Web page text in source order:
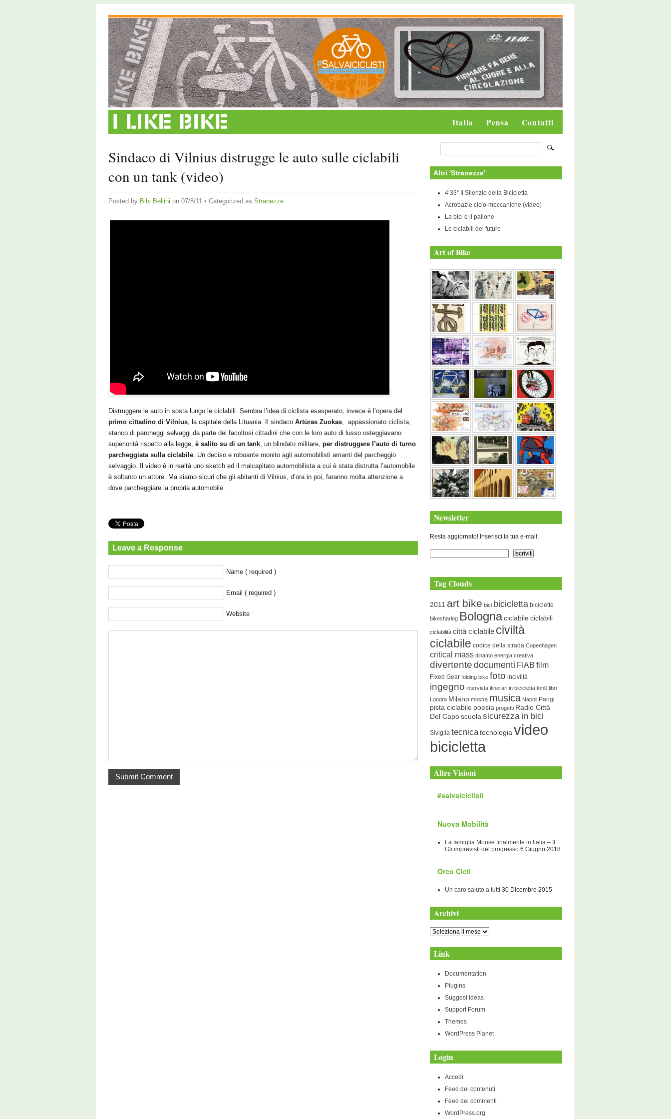
Italia Pensa Contatti
Sindaco di Vilnius distrugge le auto sulle ciclabili
con un tank (video)
Posted by Bibi Bellini on 07/8/11 • Categorized as Stranezze
Distruggere le auto in sosta lungo le ciclabili. Sembra l’idea di ciclista esasperato, invece è l’opera del
primo cittadino di Vilnius, la capitale della Lituania. Il sindaco Artūras Zuokas, appassionato ciclista,
stanco di parcheggi selvaggi da parte dei facoltosi cittadini che con le loro auto di lusso osteggiavano
superiorità rispetto alla legge, è salito su di un tank, un blindato militare, per distruggere l’auto di turno
parcheggiata sulla ciclabile. Un deciso e roboante monito agli automobilisti amanti del parcheggio
selvaggio. Il video è in realtà uno sketch ed il malcapitato automobilista a cui è stata distrutta l’automobile
è soltanto un attore. Ma siamo sicuri che gli abitanti di Vilnius, d’ora in poi, faranno molta attenzione a
dove parcheggiare la propria automobile.
Leave a Response
Name ( required )
Email ( required )
Website
Altri 'Stranezze'
4’33” Il Silenzio della Bicicletta
Acrobazie ciclo-meccaniche (video)
La bici e il pallone
Le ciclabili del futuro
Art of Bike
Newsletter
Resta aggiornato! Inserisci la tua e-mail:
Tag Clouds
2011 art bike bici bicicletta biciclette
bikesharing Bolognaciclabile ciclabili
ciclabilità città ciclabile civiltà
ciclabile codice della strada Copenhagen
critical mass dinamo energia creativa
divertentedocumenti FIAB film
Fixed Gear folding bike foto inciviltà
ingegno intervista itinerari in bicicletta km0 libri
Londra Milano mostra musica Napoli Parigi
pista ciclabile poesia progetti Radio Città
Del Capo scuolasicurezza in bici
Siviglia tecnicatecnologiavideo
bicicletta
Altre Visioni
#salvaiciclisti
Nuova Mobilità
La famiglia Mouse finalmente in Italia – II
Gli imprevisti del progresso 6 Giugno 2018
Orco Cicli
Un caro saluto a tutti 30 Dicembre 2015
Archivi
Archivi
Link
Documentation
Plugins
Suggest Ideas
Support Forum
Themes
WordPress Planet
Login
Accedi
Feed dei contenuti
Feed dei commenti
WordPress.org